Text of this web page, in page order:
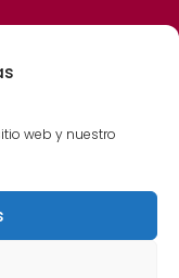
web y nuestro
Todos los